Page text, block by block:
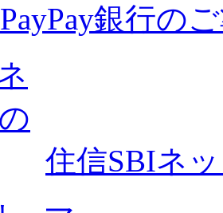
PayPay銀行の
住信SBIネ